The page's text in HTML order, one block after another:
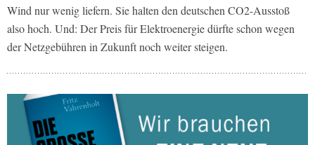
Wind nur wenig liefern. Sie halten den deutschen CO2-Ausstoß
also hoch. Und: Der Preis für Elektroenergie dürfte schon wegen
der Netzgebühren in Zukunft noch weiter steigen.